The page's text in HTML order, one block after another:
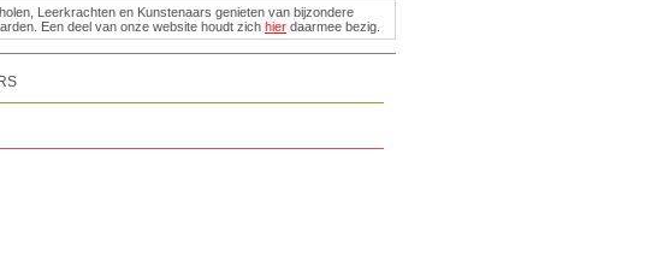
Leerkrachten en Kunstenaars genieten van bijzondere
Een deel van onze website houdt zich hier daarmee bezig.